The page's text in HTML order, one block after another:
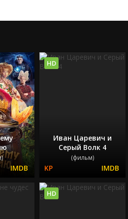
Иван Царевич и
Серый Волк 4
(фильм)
HD
HD